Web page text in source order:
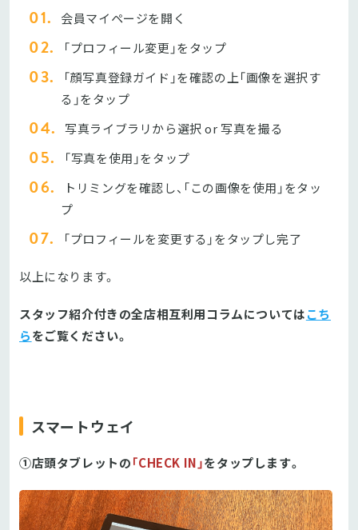
会員マイページを開く
「プロフィール変更」をタップ
「顔写真登録ガイド」を確認の上「画像を選択す
る」をタップ
写真ライブラリから選択 or 写真を撮る
「写真を使用」をタップ
トリミングを確認し、「この画像を使用」をタッ
プ
「プロフィールを変更する」をタップし完了
以上になります。
スタッフ紹介付きの全店相互利用コラムについてはこち
らをご覧ください。
スマートウェイ
①店頭タブレットの「CHECK IN」をタップします。